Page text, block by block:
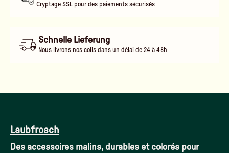
Cryptage SSL pour des paiements sécurisés
Schnelle Lieferung
Nous livrons nos colis dans un délai de 24 à 48h
Laubfrosch
Des accessoires malins, durables et colorés pour